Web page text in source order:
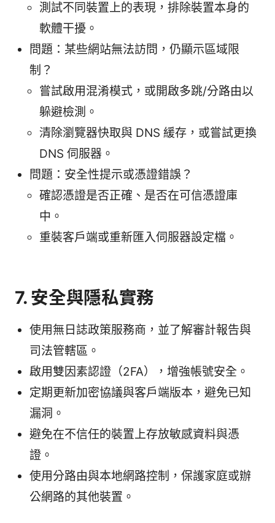
測試不同裝置上的表現，排除裝置本身的
軟體干擾。
問題：某些網站無法訪問，仍顯示區域限
制？
嘗試啟用混淆模式，或開啟多跳/分路由以
躲避檢測。
清除瀏覽器快取與 DNS 緩存，或嘗試更換
DNS 伺服器。
問題：安全性提示或憑證錯誤？
確認憑證是否正確、是否在可信憑證庫
中。
重裝客戶端或重新匯入伺服器設定檔。
7. 安全與隱私實務
使用無日誌政策服務商，並了解審計報告與
司法管轄區。
啟用雙因素認證（2FA），增強帳號安全。
定期更新加密協議與客戶端版本，避免已知
漏洞。
避免在不信任的裝置上存放敏感資料與憑
證。
使用分路由與本地網路控制，保護家庭或辦
公網路的其他裝置。